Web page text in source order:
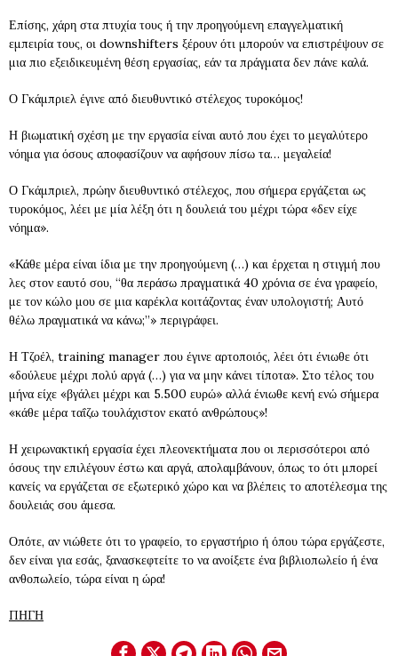
Επίσης, χάρη στα πτυχία τους ή την προηγούμενη επαγγελματική
εμπειρία τους, οι downshifters ξέρουν ότι μπορούν να επιστρέψουν σε
μια πιο εξειδικευμένη θέση εργασίας, εάν τα πράγματα δεν πάνε καλά.
Ο Γκάμπριελ έγινε από διευθυντικό στέλεχος τυροκόμος!
Η βιωματική σχέση με την εργασία είναι αυτό που έχει το μεγαλύτερο
νόημα για όσους αποφασίζουν να αφήσουν πίσω τα… μεγαλεία!
Ο Γκάμπριελ, πρώην διευθυντικό στέλεχος, που σήμερα εργάζεται ως
τυροκόμος, λέει με μία λέξη ότι η δουλειά του μέχρι τώρα «δεν είχε
νόημα».
«Κάθε μέρα είναι ίδια με την προηγούμενη (…) και έρχεται η στιγμή που
λες στον εαυτό σου, “θα περάσω πραγματικά 40 χρόνια σε ένα γραφείο,
με τον κώλο μου σε μια καρέκλα κοιτάζοντας έναν υπολογιστή; Αυτό
θέλω πραγματικά να κάνω;”» περιγράφει.
Η Τζοέλ, training manager που έγινε αρτοποιός, λέει ότι ένιωθε ότι
«δούλευε μέχρι πολύ αργά (…) για να μην κάνει τίποτα». Στο τέλος του
μήνα είχε «βγάλει μέχρι και 5.500 ευρώ» αλλά ένιωθε κενή ενώ σήμερα
«κάθε μέρα ταΐζω τουλάχιστον εκατό ανθρώπους»!
Η χειρωνακτική εργασία έχει πλεονεκτήματα που οι περισσότεροι από
όσους την επιλέγουν έστω και αργά, απολαμβάνουν, όπως το ότι μπορεί
κανείς να εργάζεται σε εξωτερικό χώρο και να βλέπεις το αποτέλεσμα της
δουλειάς σου άμεσα.
Οπότε, αν νιώθετε ότι το γραφείο, το εργαστήριο ή όπου τώρα εργάζεστε,
δεν είναι για εσάς, ξανασκεφτείτε το να ανοίξετε ένα βιβλιοπωλείο ή ένα
ανθοπωλείο, τώρα είναι η ώρα!
ΠΗΓΗ